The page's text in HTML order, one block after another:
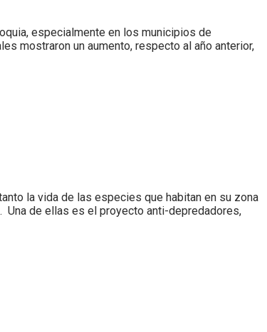
especialmente en los municipios de
mostraron un aumento, respecto al año anterior,
la vida de las especies que habitan en su zona
de ellas es el proyecto anti-depredadores,